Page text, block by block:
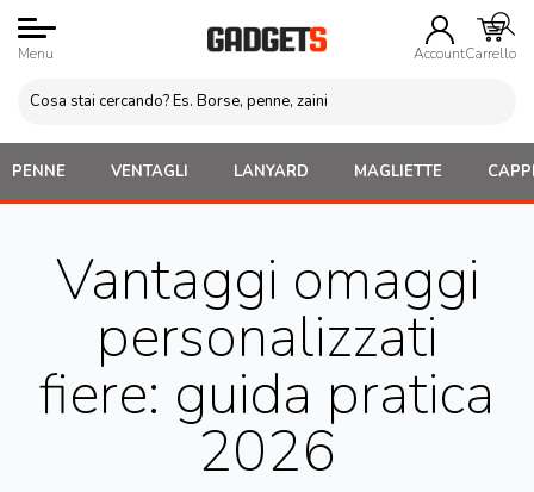
Menu AccountCarrello
PENNE VENTAGLI LANYARD MAGLIETTE
Vantaggi omaggi
personalizzati
fiere: guida pratica
2026